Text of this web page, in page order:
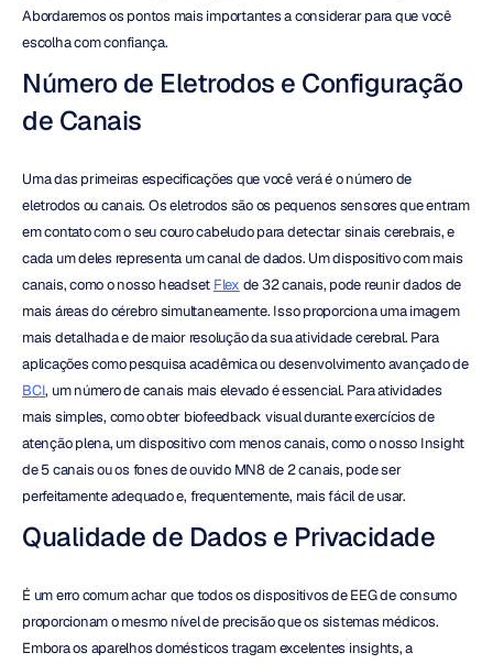
Abordaremos os pontos mais importantes a considerar para que você
escolha com confiança.
Número de Eletrodos e Configuração
de Canais
Uma das primeiras especificações que você verá é o número de
eletrodos ou canais. Os eletrodos são os pequenos sensores que entram
em contato com o seu couro cabeludo para detectar sinais cerebrais, e
cada um deles representa um canal de dados. Um dispositivo com mais
canais, como o nosso headset Flex de 32 canais, pode reunir dados de
mais áreas do cérebro simultaneamente. Isso proporciona uma imagem
mais detalhada e de maior resolução da sua atividade cerebral. Para
aplicações como pesquisa acadêmica ou desenvolvimento avançado de
BCI, um número de canais mais elevado é essencial. Para atividades
mais simples, como obter biofeedback visual durante exercícios de
atenção plena, um dispositivo com menos canais, como o nosso Insight
de 5 canais ou os fones de ouvido MN8 de 2 canais, pode ser
perfeitamente adequado e, frequentemente, mais fácil de usar.
Qualidade de Dados e Privacidade
É um erro comum achar que todos os dispositivos de EEG de consumo
proporcionam o mesmo nível de precisão que os sistemas médicos.
Embora os aparelhos domésticos tragam excelentes insights, a